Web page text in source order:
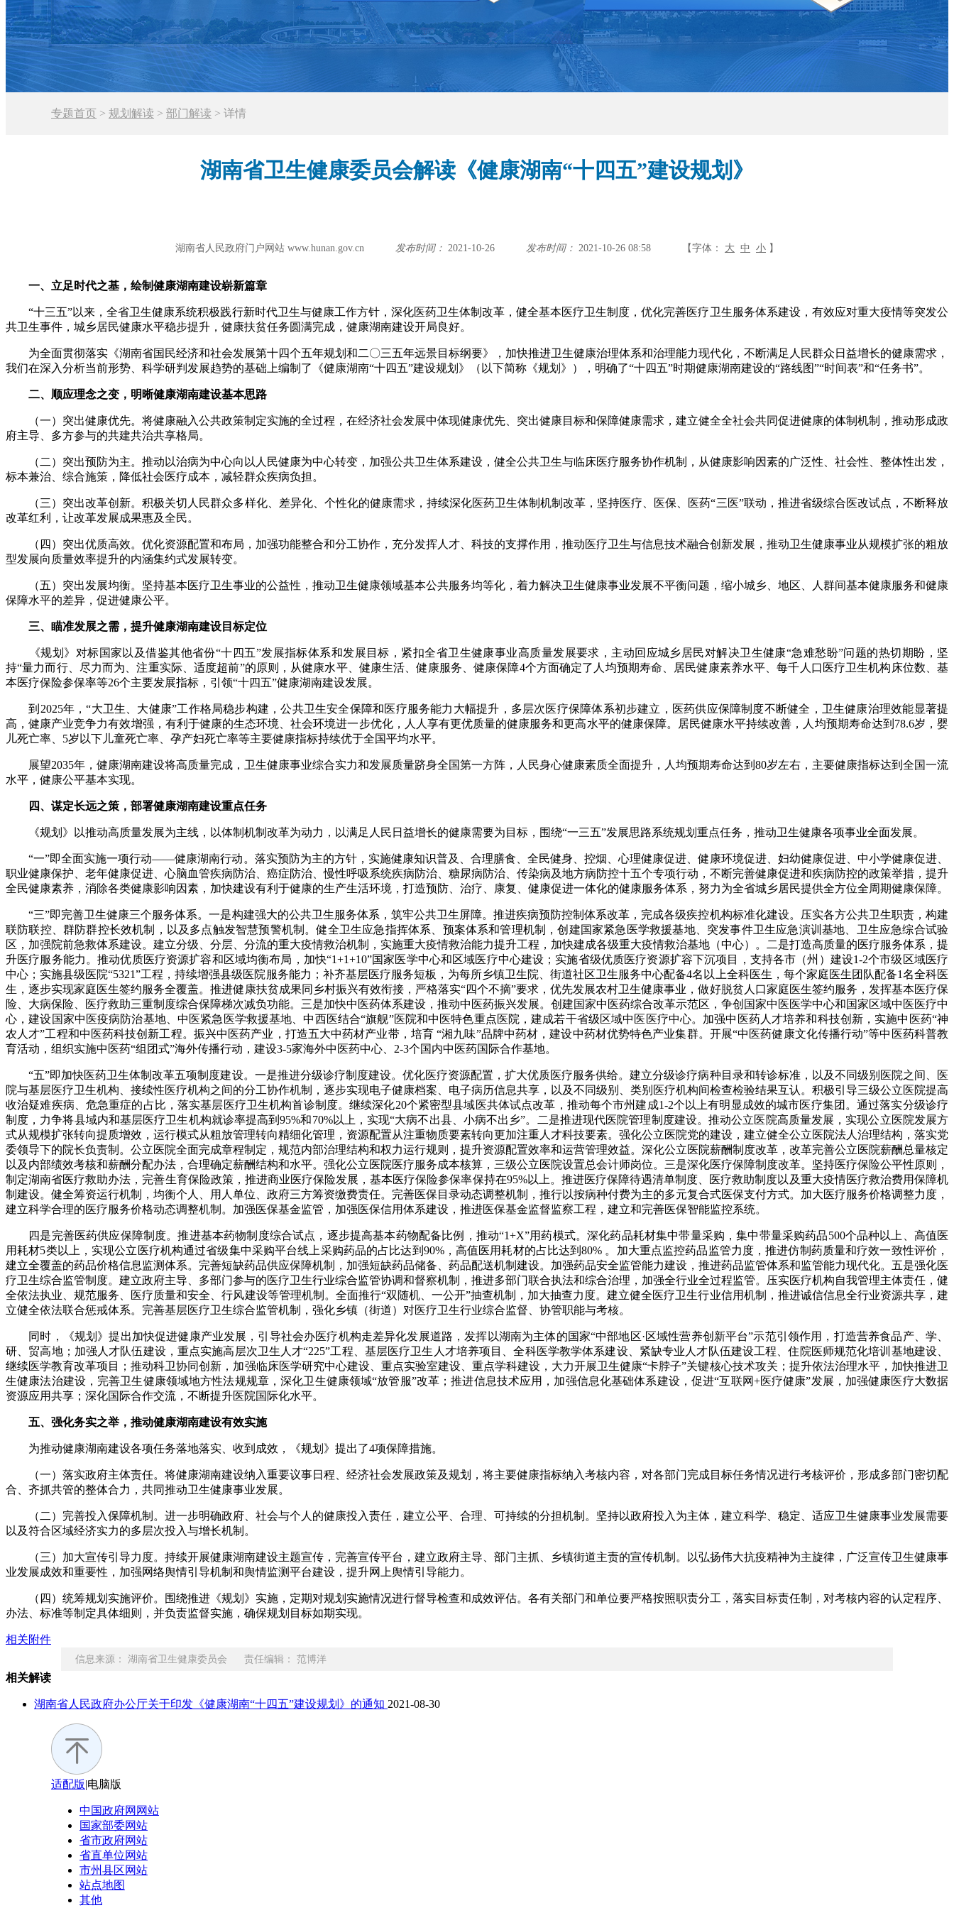
专题首页 > 规划解读 > 部门解读 > 详情
湖南省卫生健康委员会解读《健康湖南“十四五”建设规划》
湖南省人民政府门户网站 www.hunan.gov.cn 发布时间： 2021-10-26 发布时间： 2021-10-26 08:58 【字体： 大 中 小 】
一、立足时代之基，绘制健康湖南建设崭新篇章
“十三五”以来，全省卫生健康系统积极践行新时代卫生与健康工作方针，深化医药卫生体制改革，健全基本医疗卫生制度，优化完善医疗卫生服务体系建设，有效应对重大疫情等突发公
共卫生事件，城乡居民健康水平稳步提升，健康扶贫任务圆满完成，健康湖南建设开局良好。
为全面贯彻落实《湖南省国民经济和社会发展第十四个五年规划和二〇三五年远景目标纲要》，加快推进卫生健康治理体系和治理能力现代化，不断满足人民群众日益增长的健康需求，
我们在深入分析当前形势、科学研判发展趋势的基础上编制了《健康湖南“十四五”建设规划》（以下简称《规划》），明确了“十四五”时期健康湖南建设的“路线图”“时间表”和“任务书”。
二、顺应理念之变，明晰健康湖南建设基本思路
（一）突出健康优先。将健康融入公共政策制定实施的全过程，在经济社会发展中体现健康优先、突出健康目标和保障健康需求，建立健全全社会共同促进健康的体制机制，推动形成政
府主导、多方参与的共建共治共享格局。
（二）突出预防为主。推动以治病为中心向以人民健康为中心转变，加强公共卫生体系建设，健全公共卫生与临床医疗服务协作机制，从健康影响因素的广泛性、社会性、整体性出发，
标本兼治、综合施策，降低社会医疗成本，减轻群众疾病负担。
（三）突出改革创新。积极关切人民群众多样化、差异化、个性化的健康需求，持续深化医药卫生体制机制改革，坚持医疗、医保、医药“三医”联动，推进省级综合医改试点，不断释放
改革红利，让改革发展成果惠及全民。
（四）突出优质高效。优化资源配置和布局，加强功能整合和分工协作，充分发挥人才、科技的支撑作用，推动医疗卫生与信息技术融合创新发展，推动卫生健康事业从规模扩张的粗放
型发展向质量效率提升的内涵集约式发展转变。
（五）突出发展均衡。坚持基本医疗卫生事业的公益性，推动卫生健康领域基本公共服务均等化，着力解决卫生健康事业发展不平衡问题，缩小城乡、地区、人群间基本健康服务和健康
保障水平的差异，促进健康公平。
三、瞄准发展之需，提升健康湖南建设目标定位
《规划》对标国家以及借鉴其他省份“十四五”发展指标体系和发展目标，紧扣全省卫生健康事业高质量发展要求，主动回应城乡居民对解决卫生健康“急难愁盼”问题的热切期盼，坚
持“量力而行、尽力而为、注重实际、适度超前”的原则，从健康水平、健康生活、健康服务、健康保障4个方面确定了人均预期寿命、居民健康素养水平、每千人口医疗卫生机构床位数、基
本医疗保险参保率等26个主要发展指标，引领“十四五”健康湖南建设发展。
到2025年，“大卫生、大健康”工作格局稳步构建，公共卫生安全保障和医疗服务能力大幅提升，多层次医疗保障体系初步建立，医药供应保障制度不断健全，卫生健康治理效能显著提
高，健康产业竞争力有效增强，有利于健康的生态环境、社会环境进一步优化，人人享有更优质量的健康服务和更高水平的健康保障。居民健康水平持续改善，人均预期寿命达到78.6岁，婴
儿死亡率、5岁以下儿童死亡率、孕产妇死亡率等主要健康指标持续优于全国平均水平。
展望2035年，健康湖南建设将高质量完成，卫生健康事业综合实力和发展质量跻身全国第一方阵，人民身心健康素质全面提升，人均预期寿命达到80岁左右，主要健康指标达到全国一流
水平，健康公平基本实现。
四、谋定长远之策，部署健康湖南建设重点任务
《规划》以推动高质量发展为主线，以体制机制改革为动力，以满足人民日益增长的健康需要为目标，围绕“一三五”发展思路系统规划重点任务，推动卫生健康各项事业全面发展。
“一”即全面实施一项行动——健康湖南行动。落实预防为主的方针，实施健康知识普及、合理膳食、全民健身、控烟、心理健康促进、健康环境促进、妇幼健康促进、中小学健康促进、
职业健康保护、老年健康促进、心脑血管疾病防治、癌症防治、慢性呼吸系统疾病防治、糖尿病防治、传染病及地方病防控十五个专项行动，不断完善健康促进和疾病防控的政策举措，提升
全民健康素养，消除各类健康影响因素，加快建设有利于健康的生产生活环境，打造预防、治疗、康复、健康促进一体化的健康服务体系，努力为全省城乡居民提供全方位全周期健康保障。
“三”即完善卫生健康三个服务体系。一是构建强大的公共卫生服务体系，筑牢公共卫生屏障。推进疾病预防控制体系改革，完成各级疾控机构标准化建设。压实各方公共卫生职责，构建
联防联控、群防群控长效机制，以及多点触发智慧预警机制。健全卫生应急指挥体系、预案体系和管理机制，创建国家紧急医学救援基地、突发事件卫生应急演训基地、卫生应急综合试验
区，加强院前急救体系建设。建立分级、分层、分流的重大疫情救治机制，实施重大疫情救治能力提升工程，加快建成各级重大疫情救治基地（中心）。二是打造高质量的医疗服务体系，提
升医疗服务能力。推动优质医疗资源扩容和区域均衡布局，加快“1+1+10”国家医学中心和区域医疗中心建设；实施省级优质医疗资源扩容下沉项目，支持各市（州）建设1-2个市级区域医疗
中心；实施县级医院“5321”工程，持续增强县级医院服务能力；补齐基层医疗服务短板，为每所乡镇卫生院、街道社区卫生服务中心配备4名以上全科医生，每个家庭医生团队配备1名全科医
生，逐步实现家庭医生签约服务全覆盖。推进健康扶贫成果同乡村振兴有效衔接，严格落实“四个不摘”要求，优先发展农村卫生健康事业，做好脱贫人口家庭医生签约服务，发挥基本医疗保
险、大病保险、医疗救助三重制度综合保障梯次减负功能。三是加快中医药体系建设，推动中医药振兴发展。创建国家中医药综合改革示范区，争创国家中医医学中心和国家区域中医医疗中
心，建设国家中医疫病防治基地、中医紧急医学救援基地、中西医结合“旗舰”医院和中医特色重点医院，建成若干省级区域中医医疗中心。加强中医药人才培养和科技创新，实施中医药“神
农人才”工程和中医药科技创新工程。振兴中医药产业，打造五大中药材产业带，培育 “湘九味”品牌中药材，建设中药材优势特色产业集群。开展“中医药健康文化传播行动”等中医药科普教
育活动，组织实施中医药“组团式”海外传播行动，建设3-5家海外中医药中心、2-3个国内中医药国际合作基地。
“五”即加快医药卫生体制改革五项制度建设。一是推进分级诊疗制度建设。优化医疗资源配置，扩大优质医疗服务供给。建立分级诊疗病种目录和转诊标准，以及不同级别医院之间、医
院与基层医疗卫生机构、接续性医疗机构之间的分工协作机制，逐步实现电子健康档案、电子病历信息共享，以及不同级别、类别医疗机构间检查检验结果互认。积极引导三级公立医院提高
收治疑难疾病、危急重症的占比，落实基层医疗卫生机构首诊制度。继续深化20个紧密型县域医共体试点改革，推动每个市州建成1-2个以上有明显成效的城市医疗集团。通过落实分级诊疗
制度，力争将县域内和基层医疗卫生机构就诊率提高到95%和70%以上，实现“大病不出县、小病不出乡”。二是推进现代医院管理制度建设。推动公立医院高质量发展，实现公立医院发展方
式从规模扩张转向提质增效，运行模式从粗放管理转向精细化管理，资源配置从注重物质要素转向更加注重人才科技要素。强化公立医院党的建设，建立健全公立医院法人治理结构，落实党
委领导下的院长负责制。公立医院全面完成章程制定，规范内部治理结构和权力运行规则，提升资源配置效率和运营管理效益。深化公立医院薪酬制度改革，改革完善公立医院薪酬总量核定
以及内部绩效考核和薪酬分配办法，合理确定薪酬结构和水平。强化公立医院医疗服务成本核算，三级公立医院设置总会计师岗位。三是深化医疗保障制度改革。坚持医疗保险公平性原则，
制定湖南省医疗救助办法，完善生育保险政策，推进商业医疗保险发展，基本医疗保险参保率保持在95%以上。推进医疗保障待遇清单制度、医疗救助制度以及重大疫情医疗救治费用保障机
制建设。健全筹资运行机制，均衡个人、用人单位、政府三方筹资缴费责任。完善医保目录动态调整机制，推行以按病种付费为主的多元复合式医保支付方式。加大医疗服务价格调整力度，
建立科学合理的医疗服务价格动态调整机制。加强医保基金监管，加强医保信用体系建设，推进医保基金监督监察工程，建立和完善医保智能监控系统。
四是完善医药供应保障制度。推进基本药物制度综合试点，逐步提高基本药物配备比例，推动“1+X”用药模式。深化药品耗材集中带量采购，集中带量采购药品500个品种以上、高值医
用耗材5类以上，实现公立医疗机构通过省级集中采购平台线上采购药品的占比达到90%，高值医用耗材的占比达到80% 。加大重点监控药品监管力度，推进仿制药质量和疗效一致性评价，
建立全覆盖的药品价格信息监测体系。完善短缺药品供应保障机制，加强短缺药品储备、药品配送机制建设。加强药品安全监管能力建设，推进药品监管体系和监管能力现代化。五是强化医
疗卫生综合监管制度。建立政府主导、多部门参与的医疗卫生行业综合监管协调和督察机制，推进多部门联合执法和综合治理，加强全行业全过程监管。压实医疗机构自我管理主体责任，健
全依法执业、规范服务、医疗质量和安全、行风建设等管理机制。全面推行“双随机、一公开”抽查机制，加大抽查力度。建立健全医疗卫生行业信用机制，推进诚信信息全行业资源共享，建
立健全依法联合惩戒体系。完善基层医疗卫生综合监管机制，强化乡镇（街道）对医疗卫生行业综合监督、协管职能与考核。
同时，《规划》提出加快促进健康产业发展，引导社会办医疗机构走差异化发展道路，发挥以湖南为主体的国家“中部地区·区域性营养创新平台”示范引领作用，打造营养食品产、学、
研、贸高地；加强人才队伍建设，重点实施高层次卫生人才“225”工程、基层医疗卫生人才培养项目、全科医学教学体系建设、紧缺专业人才队伍建设工程、住院医师规范化培训基地建设、
继续医学教育改革项目；推动科卫协同创新，加强临床医学研究中心建设、重点实验室建设、重点学科建设，大力开展卫生健康“卡脖子”关键核心技术攻关；提升依法治理水平，加快推进卫
生健康法治建设，完善卫生健康领域地方性法规规章，深化卫生健康领域“放管服”改革；推进信息技术应用，加强信息化基础体系建设，促进“互联网+医疗健康”发展，加强健康医疗大数据
资源应用共享；深化国际合作交流，不断提升医院国际化水平。
五、强化务实之举，推动健康湖南建设有效实施
为推动健康湖南建设各项任务落地落实、收到成效，《规划》提出了4项保障措施。
（一）落实政府主体责任。将健康湖南建设纳入重要议事日程、经济社会发展政策及规划，将主要健康指标纳入考核内容，对各部门完成目标任务情况进行考核评价，形成多部门密切配
合、齐抓共管的整体合力，共同推动卫生健康事业发展。
（二）完善投入保障机制。进一步明确政府、社会与个人的健康投入责任，建立公平、合理、可持续的分担机制。坚持以政府投入为主体，建立科学、稳定、适应卫生健康事业发展需要
以及符合区域经济实力的多层次投入与增长机制。
（三）加大宣传引导力度。持续开展健康湖南建设主题宣传，完善宣传平台，建立政府主导、部门主抓、乡镇街道主责的宣传机制。以弘扬伟大抗疫精神为主旋律，广泛宣传卫生健康事
业发展成效和重要性，加强网络舆情引导机制和舆情监测平台建设，提升网上舆情引导能力。
（四）统筹规划实施评价。围绕推进《规划》实施，定期对规划实施情况进行督导检查和成效评估。各有关部门和单位要严格按照职责分工，落实目标责任制，对考核内容的认定程序、
办法、标准等制定具体细则，并负责监督实施，确保规划目标如期实现。
相关附件
信息来源： 湖南省卫生健康委员会 责任编辑： 范博洋
相关解读
湖南省人民政府办公厅关于印发《健康湖南“十四五”建设规划》的通知 2021-08-30
适配版|电脑版
中国政府网 网站
国家部委网站
省市政府网站
省直单位网站
市州县区网站
站点地图
其他